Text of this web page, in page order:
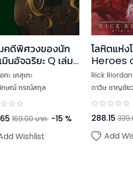
คดีพิศวงของนัก
มินอัจฉริยะ Q เล่ม
กะ เคสุเกะ
กษณ์ กรณ์สกุล
169.00 บาท -15 %
Wishlist
โลหิตแห่
Heroes
Rick Riordan
ดาวิษ ชาญชัย
288.15
Add